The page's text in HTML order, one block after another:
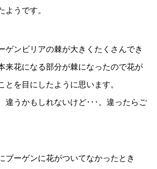
ようです。
ゲンビリアの棘が大きくたくさんでき
来花になる部分が棘になったので花が
とを目にしたように思います。
違うかもしれないけど･･･。違ったらご
ブーゲンに花がついてなかったとき